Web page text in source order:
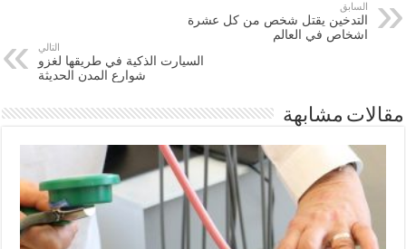
السابق
التدخين يقتل شخص من كل عشرة
اشخاص في العالم
التالي
السيارت الذكية في طريقها لغزو
شوارع المدن الحديثة
مقالات مشابهة